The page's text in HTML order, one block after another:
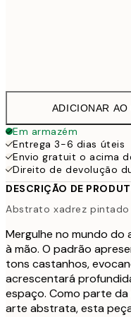
ADICIONAR AO
Em armazém
Entrega 3-6 dias úteis
Envio gratuit o acima
Direito de devolução
DESCRIÇÃO DE
Abstrato xadrez pintado
Mergulhe no mundo
à mão. O padrão
tons castanhos,
acrescentará
espaço. Como parte
arte abstrata, esta